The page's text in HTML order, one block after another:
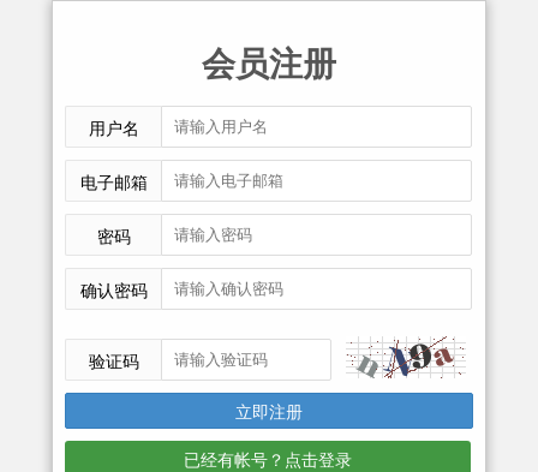
会员注册
用户名
电子邮箱
密码
确认密码
验证码
已经有帐号？点击登录